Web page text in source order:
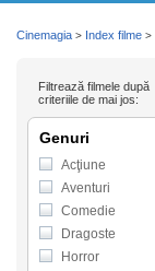
Filtrează filmele după
criteriile de mai jos:
Genuri
Acţiune
Aventuri
Comedie
Dragoste
Horror
Cinemagia > Index filme >